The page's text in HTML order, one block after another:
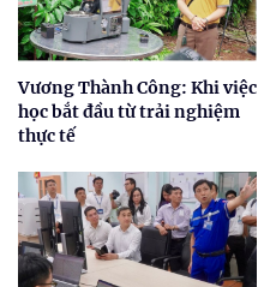
Vương Thành Công: Khi việc
học bắt đầu từ trải nghiệm
thực tế